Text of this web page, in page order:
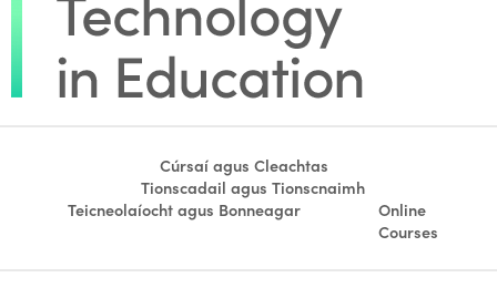
Cúrsaí agus Cleachtas
Tionscadail agus Tionscnaimh
Teicneolaíocht agus Bonneagar
Online
Courses